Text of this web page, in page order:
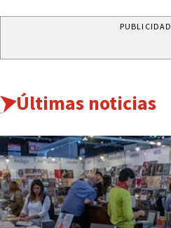
PUBLICIDAD
Últimas noticias